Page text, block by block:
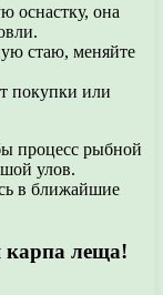
оснастку, она
стаю, меняйте
покупки или
процесс рыбной
улов.
в ближайшие
карпа леща!